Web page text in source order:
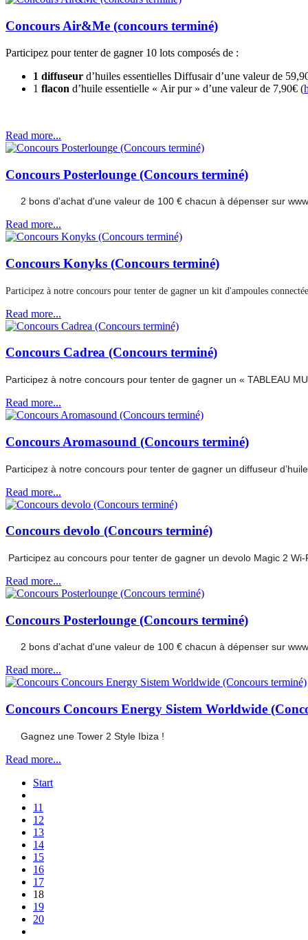
Concours Air&Me (concours terminé)
Participez pour tenter de gagner 10 lots composés de :
1 diffuseur d’huiles essentielles Diffusair d’une valeur de
1 flacon d’huile essentielle « Air pur » d’une valeur de 7,90€ (
Read more...
Concours Posterlounge (Concours terminé)
2 bons d'achat d'une valeur de 100 € chacun à dépenser sur
Read more...
Concours Konyks (Concours terminé)
Participez à notre concours pour tenter de gagner un kit d'ampoules
Read more...
Concours Cadrea (Concours terminé)
Participez à notre concours pour tenter de gagner un « TABLEAU
Read more...
Concours Aromasound (Concours terminé)
Participez à notre concours pour tenter de gagner un diffuseur
Read more...
Concours devolo (Concours terminé)
Participez au concours pour tenter de gagner un devolo Magic 2
Read more...
Concours Posterlounge (Concours terminé)
2 bons d'achat d'une valeur de 100 € chacun à dépenser sur
Read more...
Concours Concours Energy Sistem Worldwide
Gagnez une Tower 2 Style Ibiza !
Read more...
Start
11
12
13
14
15
16
17
18
19
20